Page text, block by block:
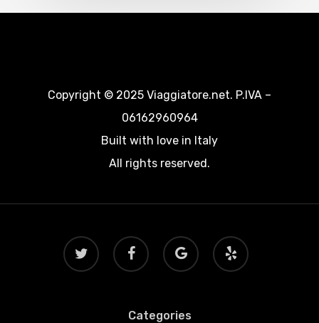
Copyright © 2025 Viaggiatore.net. P.IVA –
06162960964
Built with love in Italy
All rights reserved.
twitter facebook
google-
plus
yelp
Categories